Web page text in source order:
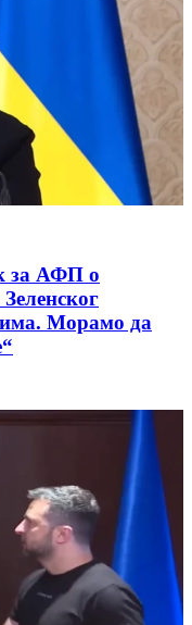
за АФП о
Зеленског
Морамо да